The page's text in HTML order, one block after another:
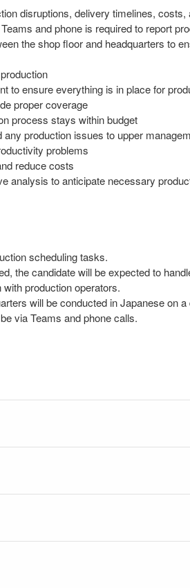
disruptions, delivery timelines,
and phone is required to report
the shop floor and headquarters to
to ensure everything is in place for
proper coverage
process stays within budget
any production issues to upper
problems
reduce costs
analysis to anticipate necessary
scheduling tasks.
the candidate will be expected to
production operators.
will be conducted in Japanese on a
via Teams and phone calls.